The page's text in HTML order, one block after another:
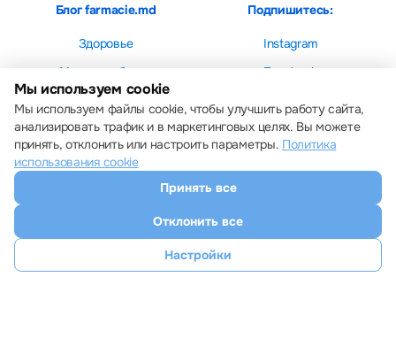
Блог farmacie.md
Здоровье
Мама и ребенок
Красота
Подпишитесь:
Instagram
Facebook
Все права защищены © 2013 – 2026 Farmacie.md
Скачайте наше приложение
Настройки cookie
Мы используем cookie
Мы используем файлы cookie, чтобы улучшить работу сайта,
анализировать трафик и в маркетинговых целях. Вы можете
принять, отклонить или настроить параметры. Политика
использования cookie
Принять все
Отклонить все
Настройки